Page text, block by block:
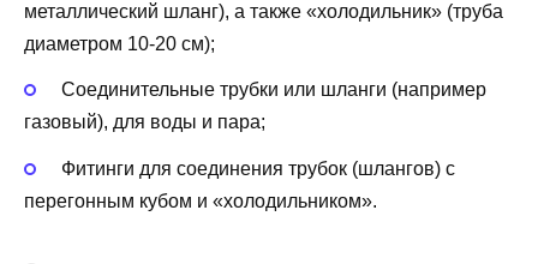
металлический шланг), а также «холодильник» (труба
диаметром 10-20 см);
Соединительные трубки или шланги (например
газовый), для воды и пара;
Фитинги для соединения трубок (шлангов) с
перегонным кубом и «холодильником».